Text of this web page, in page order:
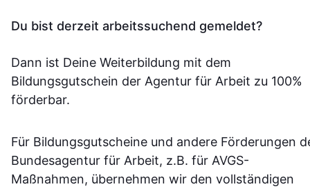
Du bist derzeit arbeitssuchend gemeldet?
Dann ist Deine Weiterbildung mit dem
Bildungsgutschein der Agentur für Arbeit zu 100%
förderbar.
Für Bildungsgutscheine und andere Förderungen
Bundesagentur für Arbeit, z.B. für AVGS-
Maßnahmen, übernehmen wir den vollständigen